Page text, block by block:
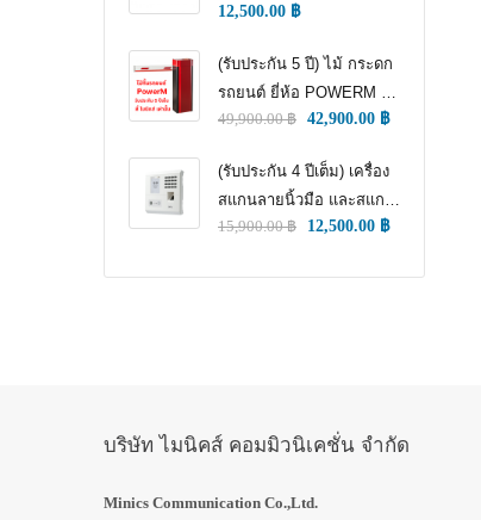
(ONE WAY TRAFFIC
ล้อ)
12,500.00 ฿
(รับประกัน 5 ปี) ไม้ กระดก
รถยนต์ ยี่ห้อ POWERM รุ่น
9000 ทนทานสูงที่สุด อึด
49,900.00฿ 42,900.00 ฿
(รับประกัน 4 ปีเต็ม) เครื่อง
สแกนลายนิ้วมือ และสแกน
ใบหน้า สำหรับลงเวลา
15,900.00฿ 12,500.00 ฿
บริษัท ไมนิคส์ คอมมิวนิเคชั่น จำกัด
Minics Communication Co.,Ltd.